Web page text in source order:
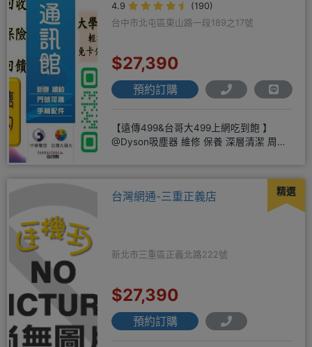
4.9
(190)
台中市北屯區東山路一段189之17號
$27,390
預約訂購
【遠傳499&台哥大499上網吃到飽 】
@Dyson吸塵器 維修 保養 深層清潔 周邊
精選
台灣網通-三重正義店
新北市三重區正義北路222號
$27,390
預約訂購